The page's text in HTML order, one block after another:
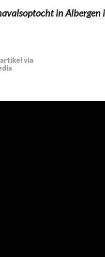
in Albergen
via